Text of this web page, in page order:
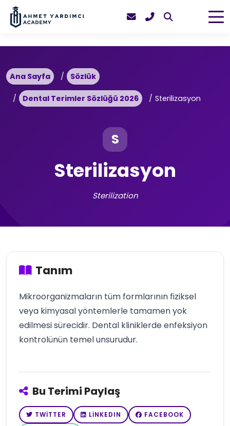
Ana Sayfa Sözlük
Dental Terimler Sözlüğü 2026 Sterilizasyon
S
Sterilizasyon
Sterilization
Tanım
Mikroorganizmaların tüm formlarının fiziksel
veya kimyasal yöntemlerle tamamen yok
edilmesi sürecidir. Dental kliniklerde enfeksiyon
kontrolünün temel unsurudur.
Bu Terimi Paylaş
TWITTER LINKEDIN
FACEBOOK